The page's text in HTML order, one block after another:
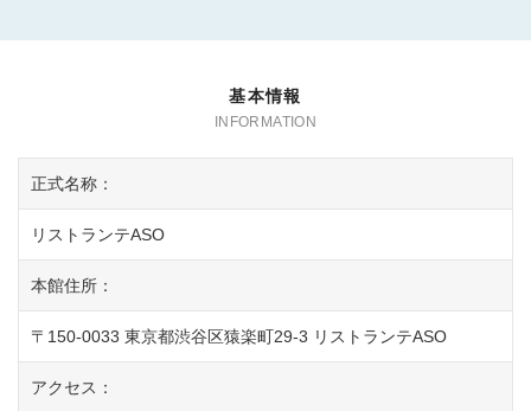
基本情報
正式名称：
リストランテASO
本館住所：
〒150-0033 東京都渋谷区猿楽町29-3 リストランテASO
アクセス：